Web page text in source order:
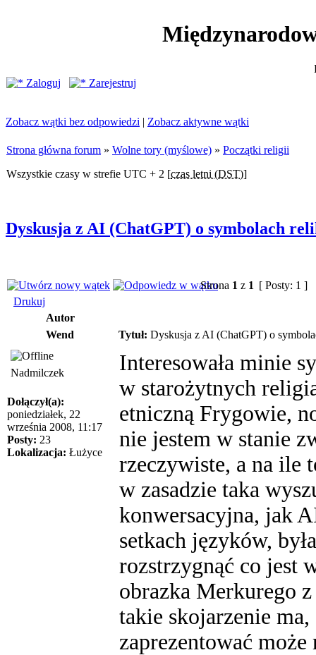
Zaloguj
Zarejestruj
Zobacz wątki bez odpowiedzi | Zobacz aktywne wątki
Strona główna forum » Wolne tory (myślowe) » Początki religii
Wszystkie czasy w strefie UTC + 2 [czas letni (DST)]
Dyskusja z AI (ChatGPT) o symbolach
Strona 1 z 1 [ Posty: 1 ]
Drukuj
Autor
Wend
Tytuł: Dyskusja z AI (ChatGPT) o
Nadmilczek
Dołączył(a):
poniedziałek, 22
września 2008, 11:17
Posty: 23
Lokalizacja: Łużyce
Interesowała minie
w starożytnych
etniczną Frygowie,
nie jestem w stanie
rzeczywiste, a na ile
w zasadzie taka
konwersacyjna, jak
setkach języków,
rozstrzygnąć co jest
obrazka Merkurego
takie skojarzenie
zaprezentować